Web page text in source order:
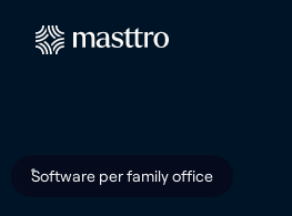
Software per family office